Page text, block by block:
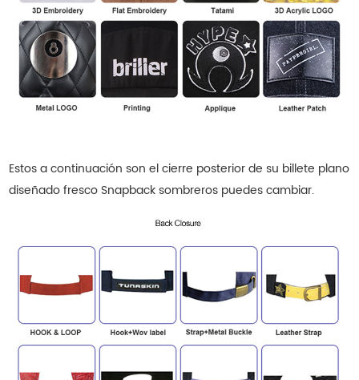
Estos a continuación son el cierre posterior de su billete plano
diseñado fresco Snapbacksombreros puedes cambiar.